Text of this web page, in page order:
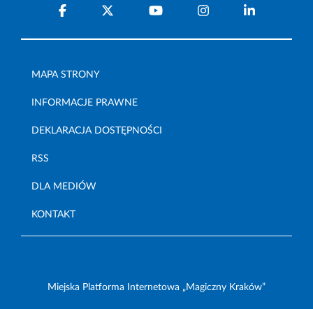
MAPA STRONY
INFORMACJE PRAWNE
DEKLARACJA DOSTĘPNOŚCI
RSS
DLA MEDIÓW
KONTAKT
Miejska Platforma Internetowa „Magiczny Kraków”